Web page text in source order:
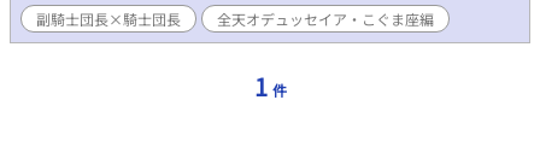
副騎士団長×騎士団長
全天オデュッセイア・こぐま座編
1 件